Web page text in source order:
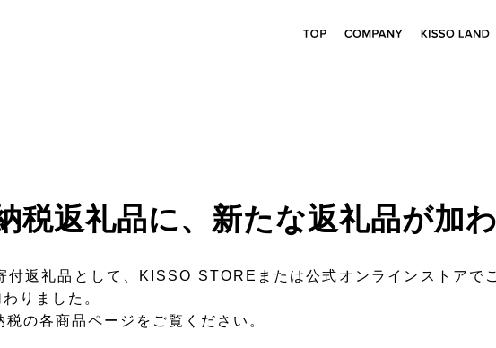
税返礼品に、新たな返礼品が加
付返礼品として、KISSO STOREまたは公式オンラインストアで
りました。
の各商品ページをご覧ください。